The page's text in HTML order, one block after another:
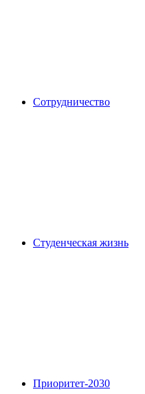
Сотрудничество
Студенческая жизнь
Приоритет-2030